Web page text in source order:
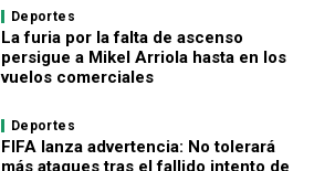
Deportes
La furia por la falta de ascenso
persigue a Mikel Arriola hasta en los
vuelos comerciales
Deportes
FIFA lanza advertencia: No tolerará
más ataques tras el fallido intento de